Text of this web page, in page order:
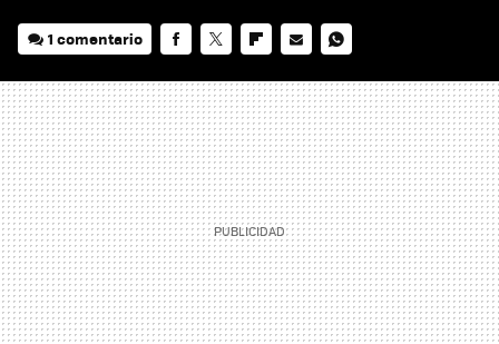
1 comentario
MAIL